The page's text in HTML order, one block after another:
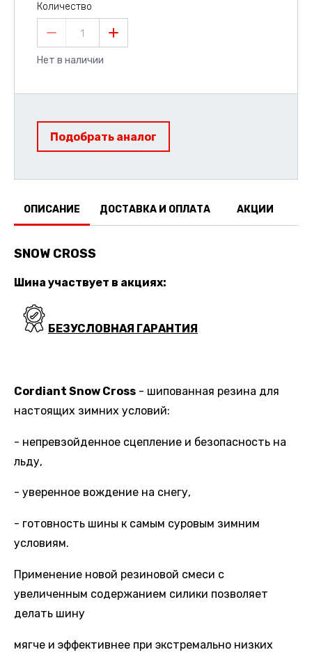
Количество
1
Нет в наличии
Подобрать аналог
ОПИСАНИЕ ДОСТАВКА И ОПЛАТА АКЦИИ
SNOW CROSS
Шина участвует в акциях:
БЕЗУСЛОВНАЯ ГАРАНТИЯ
Cordiant Snow Cross - шипованная резина для
настоящих зимних условий:
- непревзойденное сцепление и безопасность на
льду,
- уверенное вождение на снегу,
- готовность шины к самым суровым зимним
условиям.
Применение новой резиновой смеси с
увеличенным содержанием силики позволяет
делать шину
мягче и эффективнее при экстремально низких